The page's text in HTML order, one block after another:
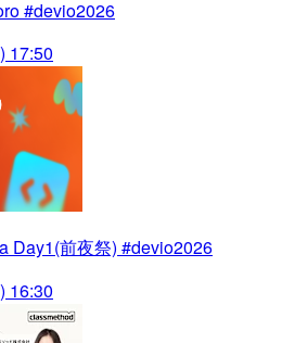
#devio2026
17:50
Day1(前夜祭) #devio2026
16:30